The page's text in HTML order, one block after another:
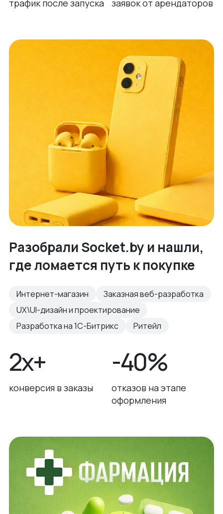
трафик после запуска заявок от арендаторов
Разобрали Socket.by и нашли,
где ломается путь к покупке
Интернет-магазин
Заказная веб-разработка
UX\UI-дизайн и проектирование
Разработка на 1С-Битрикс
Ритейл
2x+
конверсия в заказы
-40%
отказов на этапе
оформления